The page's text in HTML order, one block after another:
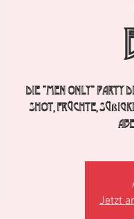
Die "Men Only" Party
Shot, Früchte,
Jetzt